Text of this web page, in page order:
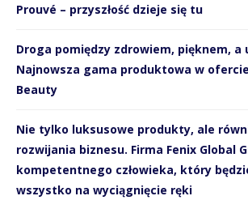
Prouvé – przyszłość dzieje się tu
Droga pomiędzy zdrowiem, pięknem, a
Najnowsza gama produktowa w
Beauty
Nie tylko luksusowe produkty, ale
rozwijania biznesu. Firma Fenix Global
kompetentnego człowieka, który
wszystko na wyciągnięcie ręki